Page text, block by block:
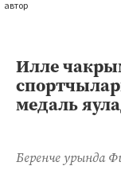
автор
Илле
медаль
Беренче урында